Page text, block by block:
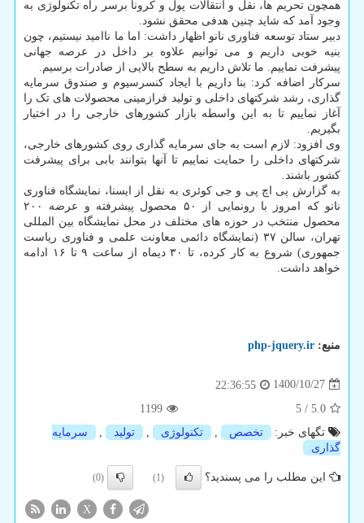
همچون تحریم ها، نقل و انتقالات پول و کرونا برسر راه تکنولوژی به
وجود آمد که شاید چنین هدفی محقق نشود.
دبیر ستاد توسعه فناوری نانو اظهار داشت: اما ما ناامید نیستیم، چون
بنیه خوبی داریم و می توانیم علاوه بر داخل در عرصه جهانی
پیشرفت نماییم. ما تلاش داریم به سطح بالایی از صادرات برسیم.
سرکار اضافه کرد: بنا داریم با ایجاد کنسرسیوم و صندوق سرمایه
گذاری، رشد شرکتهای داخلی و تولید فرازمینی محصولات های تک را
آغاز نماییم تا به این واسطه بازار کشورهای خارجی را در اختیار
بگیریم.
وی افزود: لازم است به جای سرمایه گذاری روی کشورهای خارجی،
شرکتهای داخلی را حمایت نماییم تا آنها بتوانند بابی برای پیشرفت
کشور باشند.
به گزارش پی اچ پی و جی کوئری به نقل از ایسنا، نمایشگاه فناوری
نانو که امروز با رونمایی از ۵۰ محصول پیشرفته و عرضه ۲۰۰
محصول منتخب در حوزه های مختلف در محل نمایشگاه بین المللی
تهران، سالن ۳۷ (نمایشگاه دائمی معاونت علمی و فناوری ریاست
جمهوری) شروع به کار کرده، تا ۳۰ دیماه از ساعت ۹ تا ۱۶ ادامه
خواهد داشت.
منبع: php-jquery.ir
1400/10/27
22:36:55
5.0
/
5
1199
تگهای خبر:
تخصص تكنولوژی تولید
سرمایه
گذاری
این مطلب را می پسندید؟ (1)
(0)
X